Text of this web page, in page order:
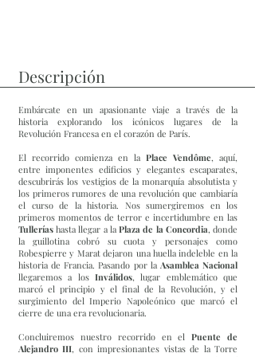
Descripción
Embárcate en un apasionante viaje a través de la
historia explorando los icónicos lugares de la
Revolución Francesa en el corazón de París.
El recorrido comienza en la Place Vendôme, aquí,
entre imponentes edificios y elegantes escaparates,
descubrirás los vestigios de la monarquía absolutista y
los primeros rumores de una revolución que cambiaría
el curso de la historia. Nos sumergiremos en los
primeros momentos de terror e incertidumbre en las
Tulleríashasta llegar a laPlaza de la Concordia, donde
la guillotina cobró su cuota y personajes como
Robespierre y Marat dejaron una huella indeleble en la
historia de Francia. Pasando por la Asamblea Nacional
llegaremos a los Inválidos, lugar emblemático que
marcó el principio y el final de la Revolución, y el
surgimiento del Imperio Napoleónico que marcó el
cierre de una era revolucionaria.
Concluiremos nuestro recorrido en elPuente de
Alejandro III, con impresionantes vistas de la Torre